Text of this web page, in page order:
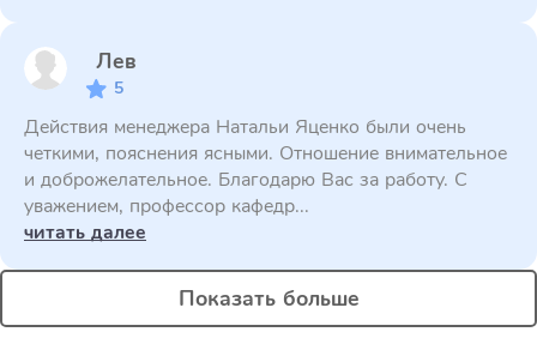
Лев
5
Действия менеджера Натальи Яценко были очень
четкими, пояснения ясными. Отношение внимательное
и доброжелательное. Благодарю Вас за работу. С
уважением, профессор кафедр...
читать далее
Показать больше